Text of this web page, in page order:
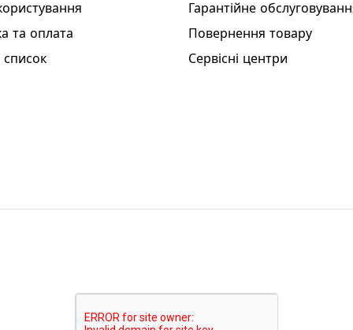
та оплата
Гарантійне
Повернення товару
Сервісні центри